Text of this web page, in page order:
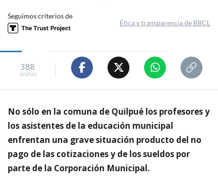
Seguimos criterios de
Ética y transparencia de BBCL
388
visitas
No sólo en la comuna de Quilpué los profesores y
los asistentes de la educación municipal
enfrentan una grave situación producto del no
pago de las cotizaciones y de los sueldos por
parte de la Corporación Municipal.